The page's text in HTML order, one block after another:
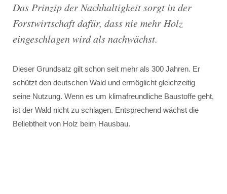
Das Prinzip der Nachhaltigkeit sorgt in der
Forstwirtschaft dafür, dass nie mehr Holz
eingeschlagen wird als nachwächst.
Dieser Grundsatz gilt schon seit mehr als 300 Jahren. Er
schützt den deutschen Wald und ermöglicht gleichzeitig
seine Nutzung. Wenn es um klimafreundliche Baustoffe geht,
ist der Wald nicht zu schlagen. Entsprechend wächst die
Beliebtheit von Holz beim Hausbau.